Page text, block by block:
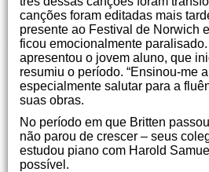
canções foram editadas mais
presente ao Festival de Norwich
ficou emocionalmente
apresentou o jovem aluno, que
resumiu o período. “Ensinou-me
especialmente salutar para a
suas obras.
No período em que Britten
não parou de crescer – seus
estudou piano com Harold
possível.